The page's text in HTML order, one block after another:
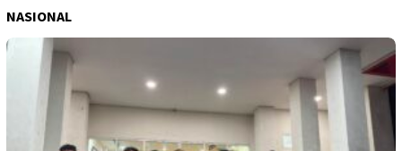
NASIONAL